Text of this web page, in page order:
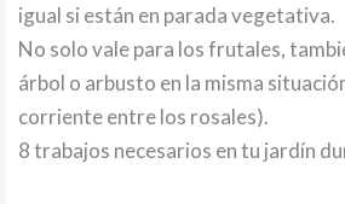
igual si están en parada vegetativa.
No solo vale para los frutales,
árbol o arbusto en la misma
corriente entre los rosales).
8 trabajos necesarios en tu jardín